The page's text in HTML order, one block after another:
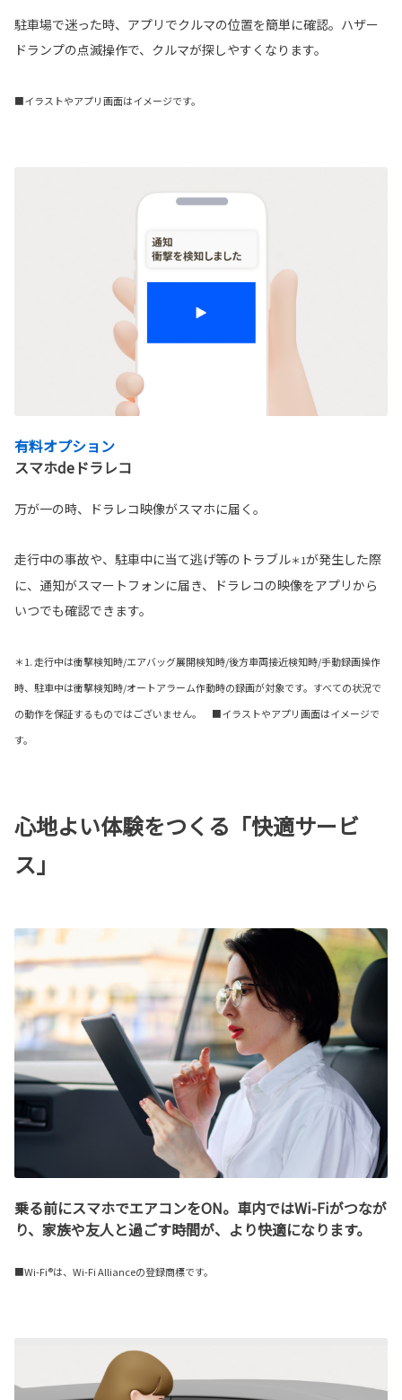
駐車場で迷った時、アプリでクルマの位置を簡単に確認。ハザー
ドランプの点滅操作で、クルマが探しやすくなります。
■イラストやアプリ画面はイメージです。
有料オプション
スマホdeドラレコ
万が一の時、ドラレコ映像がスマホに届く。
走行中の事故や、駐車中に当て逃げ等のトラブル＊1が発生した際
に、通知がスマートフォンに届き、ドラレコの映像をアプリから
いつでも確認できます。
＊1. 走行中は衝撃検知時/エアバッグ展開検知時/後方車両接近検知時/手動録画操作
時、駐車中は衝撃検知時/オートアラーム作動時の録画が対象です。すべての状況で
の動作を保証するものではございません。 ■イラストやアプリ画面はイメージで
す。
心地よい体験をつくる「快適サービ
ス」
乗る前にスマホでエアコンをON。車内ではWi-Fiがつなが
り、家族や友人と過ごす時間が、より快適になります。
■Wi-Fi®は、Wi-Fi Allianceの登録商標です。